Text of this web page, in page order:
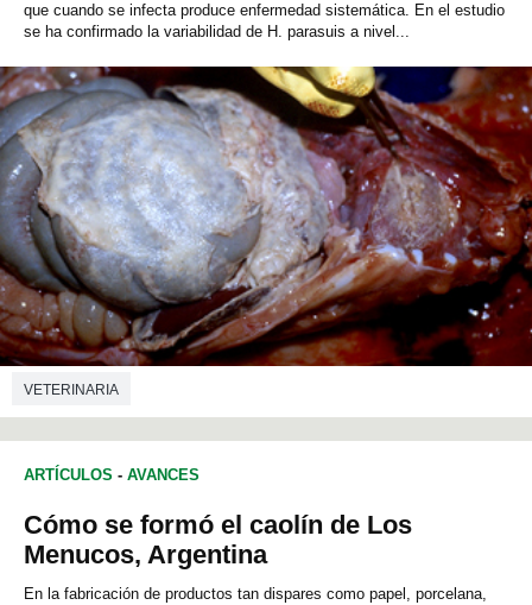
que cuando se infecta produce enfermedad sistemática. En el estudio
se ha confirmado la variabilidad de H. parasuis a nivel...
VETERINARIA
ARTÍCULOS - AVANCES
Cómo se formó el caolín de Los
Menucos, Argentina
En la fabricación de productos tan dispares como papel, porcelana,